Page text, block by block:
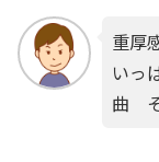
重厚
いっ
曲